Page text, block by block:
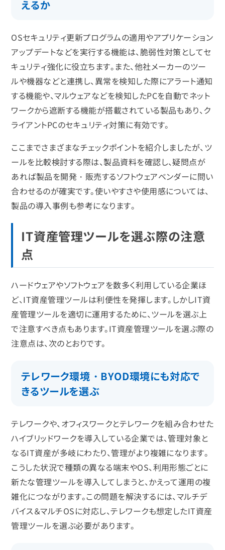
えるか
OSセキュリティ更新プログラムの適用やアプリケーション
アップデートなどを実行する機能は、脆弱性対策としてセ
キュリティ強化に役立ちます。また、他社メーカーのツー
ルや機器などと連携し、異常を検知した際にアラート通知
する機能や、マルウェアなどを検知したPCを自動でネット
ワークから遮断する機能が搭載されている製品もあり、ク
ライアントPCのセキュリティ対策に有効です。
ここまでさまざまなチェックポイントを紹介しましたが、ツ
ールを比較検討する際は、製品資料を確認し、疑問点が
あれば製品を開発・販売するソフトウェアベンダーに問い
合わせるのが確実です。使いやすさや使用感については、
製品の導入事例も参考になります。
IT資産管理ツールを選ぶ際の注意
点
ハードウェアやソフトウェアを数多く利用している企業ほ
ど、IT資産管理ツールは利便性を発揮します。しかしIT資
産管理ツールを適切に運用するために、ツールを選ぶ上
で注意すべき点もあります。IT資産管理ツールを選ぶ際の
注意点は、次のとおりです。
テレワーク環境・BYOD環境にも対応で
きるツールを選ぶ
テレワークや、オフィスワークとテレワークを組み合わせた
ハイブリッドワークを導入している企業では、管理対象と
なるIT資産が多岐にわたり、管理がより複雑になります。
こうした状況で種類の異なる端末やOS、利用形態ごとに
新たな管理ツールを導入してしまうと、かえって運用の複
雑化につながります。この問題を解決するには、マルチデ
バイス＆マルチOSに対応し、テレワークも想定したIT資産
管理ツールを選ぶ必要があります。